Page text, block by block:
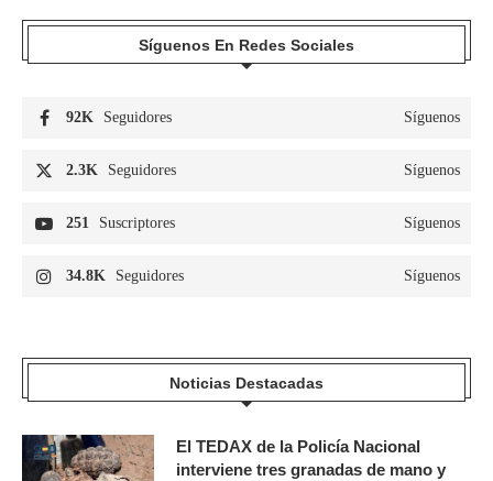
Síguenos En Redes Sociales
92K Seguidores Síguenos
2.3K Seguidores Síguenos
251 Suscriptores Síguenos
34.8K Seguidores Síguenos
Noticias Destacadas
El TEDAX de la Policía Nacional
interviene tres granadas de mano y